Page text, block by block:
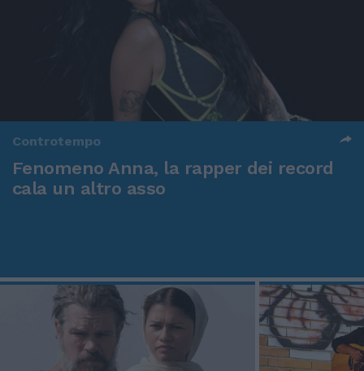
Controtempo
Fenomeno Anna, la rapper dei record
cala un altro asso